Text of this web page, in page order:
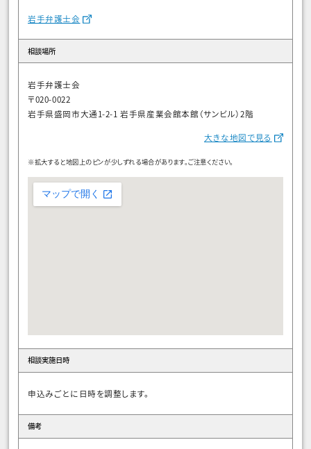
岩手弁護士会
相談場所
岩手弁護士会
〒020-0022
岩手県盛岡市大通1-2-1 岩手県産業会館本館（サンビル）2階
大きな地図で見る
※拡大すると地図上のピンが少しずれる場合があります。ご注意ください。
相談実施日時
申込みごとに日時を調整します。
備考